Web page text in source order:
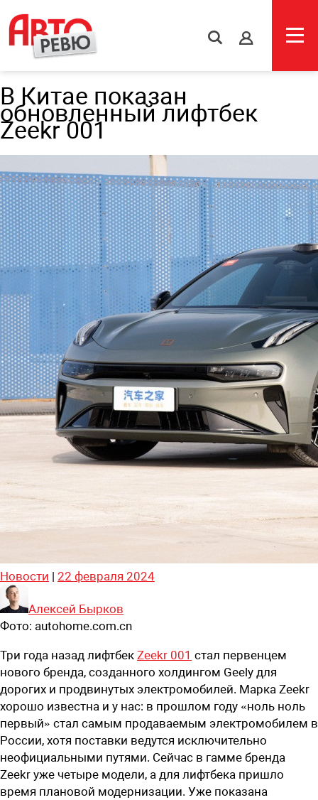
s
В Китае показан
обновленный лифтбек
Zeekr 001
Новости | 22 февраля 2024
Алексей Бырков
Фото: autohome.com.cn
Три года назад лифтбек Zeekr 001 стал первенцем
нового бренда, созданного холдингом Geely для
дорогих и продвинутых электромобилей. Марка Zeekr
хорошо известна и у нас: в прошлом году «ноль ноль
первый» стал самым продаваемым электромобилем в
России, хотя поставки ведутся исключительно
неофициальными путями. Сейчас в гамме бренда
Zeekr уже четыре модели, а для лифтбека пришло
время плановой модернизации. Уже показана